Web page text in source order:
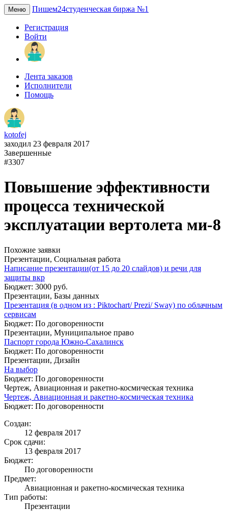
Меню Пишем24студенческая биржа №1
Регистрация
Войти
Лента заказов
Исполнители
Помощь
kotofej
заходил 23 февраля 2017
Завершенные
#3307
Повышение эффективности
процесса технической
эксплуатации вертолета ми-8
Похожие заявки
Презентации, Социальная работа
Написание презентации(от 15 до 20 слайдов) и речи для
защиты вкр
Бюджет: 3000 руб.
Презентации, Базы данных
Презентация (в одном из : Piktochart/ Prezi/ Sway) по облачным
сервисам
Бюджет: По договоренности
Презентации, Муниципальное право
Паспорт города Южно-Сахалинск
Бюджет: По договоренности
Презентации, Дизайн
На выбор
Бюджет: По договоренности
Чертеж, Авиационная и ракетно-космическая техника
Чертеж, Авиационная и ракетно-космическая техника
Бюджет: По договоренности
Создан:
12 февраля 2017
Срок сдачи:
13 февраля 2017
Бюджет:
По договоренности
Предмет:
Авиационная и ракетно-космическая техника
Тип работы:
Презентации